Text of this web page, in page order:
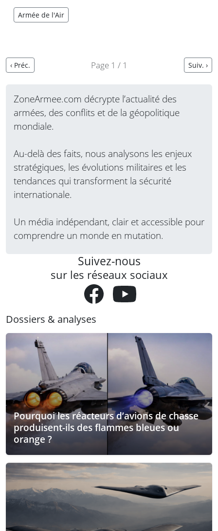
Armée de l'Air
‹ Préc. Page 1 / 1 Suiv. ›
ZoneArmee.com décrypte l’actualité des
armées, des conflits et de la géopolitique
mondiale.
Au-delà des faits, nous analysons les enjeux
stratégiques, les évolutions militaires et les
tendances qui transforment la sécurité
internationale.
Un média indépendant, clair et accessible pour
comprendre un monde en mutation.
Suivez-nous
sur les réseaux sociaux
Dossiers & analyses
Pourquoi les réacteurs d’avions de chasse
produisent-ils des flammes bleues ou
orange ?